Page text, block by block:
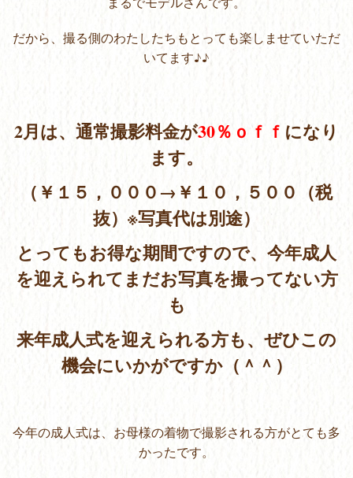
だから、撮る側のわたしたちもとっても楽しませていただ
いてます♪♪
2月は、通常撮影料金が30％ｏｆｆ になり
ます。
（￥１５，０００→￥１０，５００（税
抜）※写真代は別途）
とってもお得な期間ですので、今年成人
を迎えられてまだお写真を撮ってない方
も
来年成人式を迎えられる方も、ぜひこの
機会にいかがですか（＾＾）
今年の成人式は、お母様の着物で撮影される方がとても多
かったです。